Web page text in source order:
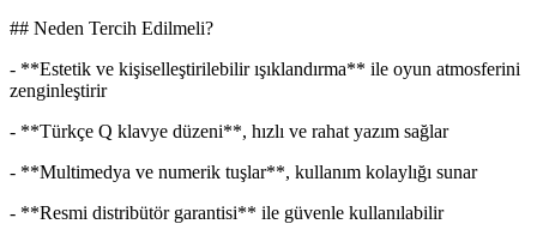
## Neden Tercih Edilmeli?
- **Estetik ve kişiselleştirilebilir ışıklandırma** ile oyun atmosferini
zenginleştirir
- **Türkçe Q klavye düzeni**, hızlı ve rahat yazım sağlar
- **Multimedya ve numerik tuşlar**, kullanım kolaylığı sunar
- **Resmi distribütör garantisi** ile güvenle kullanılabilir